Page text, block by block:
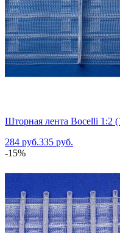
Шторная лента Bocelli 1:2
284 руб.335 руб.
-15%